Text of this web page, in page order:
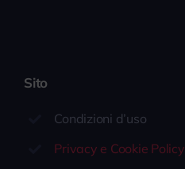
Sito
Condizioni d’uso
Privacy e Cookie Policy